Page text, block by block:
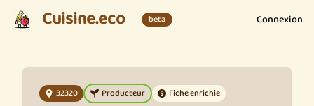
Cuisine.eco beta Connexion
32320 Producteur Fiche enrichie